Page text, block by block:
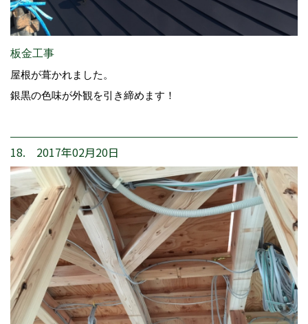
板金工事
屋根が葺かれました。
銀黒の色味が外観を引き締めます！
18. 2017年02月20日